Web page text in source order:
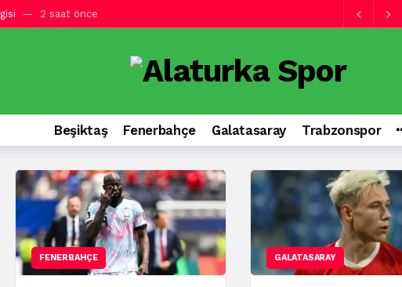
2 saat önce
Batrakov atağı! Yeni teklif… 2 saat önce
Suudi Arabistan’dan gelen teklif sonrası… 2 saat önce
2 saat önce
Galatasaray ve Rafael Leao… 11 saat önce
Fenerbahçe’nin de listesindeydi
Beşiktaş Fenerbahçe Galatasaray Trabzonspor
FENERBAHÇE GALATASARAY